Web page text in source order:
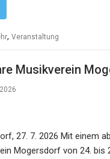
, Veranstaltung
Musikverein
27. 7. 2026 Mit einem
Mogersdorf von 24. bis